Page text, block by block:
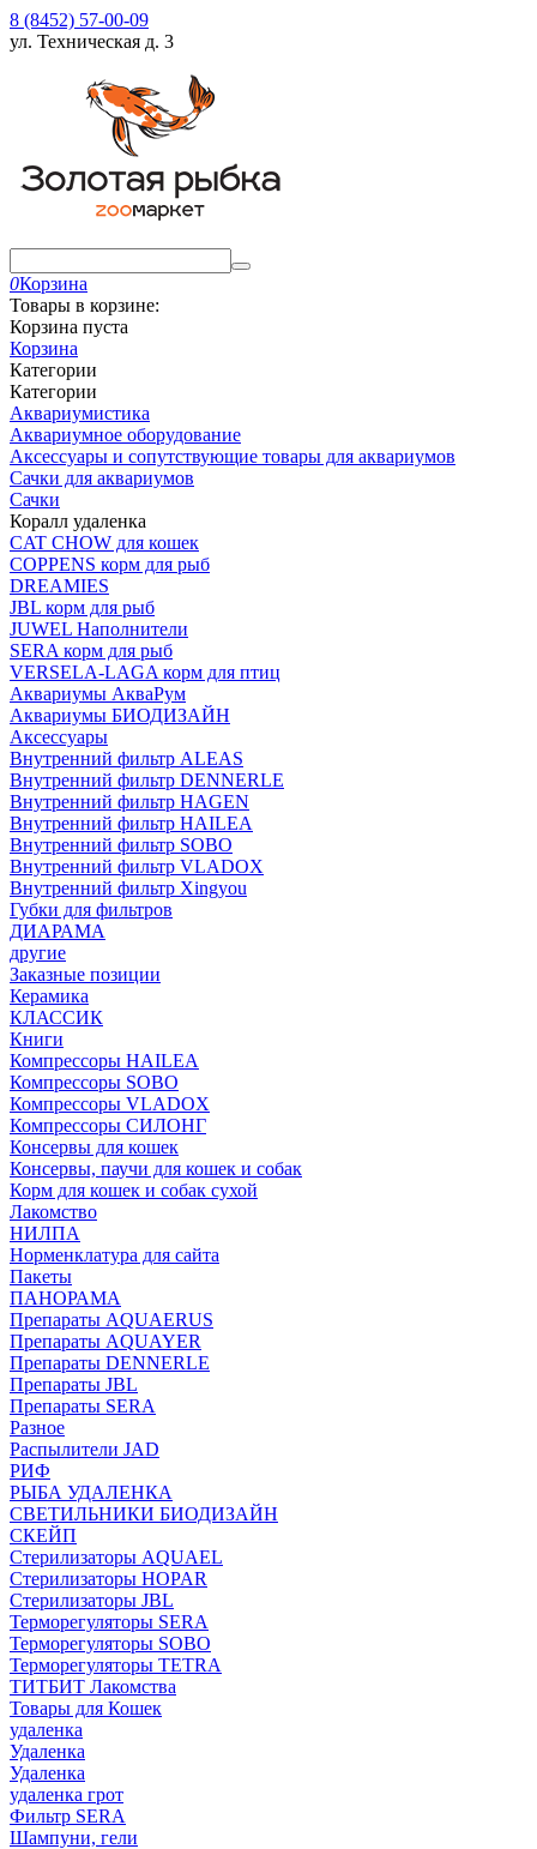
8 (8452) 57-00-09
ул. Техническая д. 3
0Корзина
Товары в корзине:
Корзина пуста
Корзина
Категории
Категории
Аквариумистика
Аквариумное оборудование
Аксессуары и сопутствующие товары для аквариумов
Сачки для аквариумов
Сачки
Коралл удаленка
CAT CHOW для кошек
COPPENS корм для рыб
DREAMIES
JBL корм для рыб
JUWEL Наполнители
SERA корм для рыб
VERSELA-LAGA корм для птиц
Аквариумы АкваРум
Аквариумы БИОДИЗАЙН
Аксессуары
Внутренний фильтр ALEAS
Внутренний фильтр DENNERLE
Внутренний фильтр HAGEN
Внутренний фильтр HAILEA
Внутренний фильтр SOBO
Внутренний фильтр VLADOX
Внутренний фильтр Xingyou
Губки для фильтров
ДИАРАМА
другие
Заказные позиции
Керамика
КЛАССИК
Книги
Компрессоры HAILEA
Компрессоры SOBO
Компрессоры VLADOX
Компрессоры СИЛОНГ
Консервы для кошек
Консервы, паучи для кошек и собак
Корм для кошек и собак сухой
Лакомство
НИЛПА
Норменклатура для сайта
Пакеты
ПАНОРАМА
Препараты AQUAERUS
Препараты AQUAYER
Препараты DENNERLE
Препараты JBL
Препараты SERA
Разное
Распылители JAD
РИФ
РЫБА УДАЛЕНКА
СВЕТИЛЬНИКИ БИОДИЗАЙН
СКЕЙП
Стерилизаторы AQUAEL
Стерилизаторы HOPAR
Стерилизаторы JBL
Терморегуляторы SERA
Терморегуляторы SOBO
Терморегуляторы TETRA
ТИТБИТ Лакомства
Товары для Кошек
удаленка
Удаленка
Удаленка
удаленка грот
Фильтр SERA
Шампуни, гели